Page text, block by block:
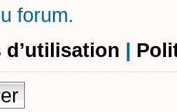
forum.
|